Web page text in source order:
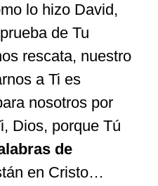
lo hizo David,
pruebade Tu
rescata, nuestro
a Ti es
nosotros por
, Dios, porque Tú
de
en Cristo…